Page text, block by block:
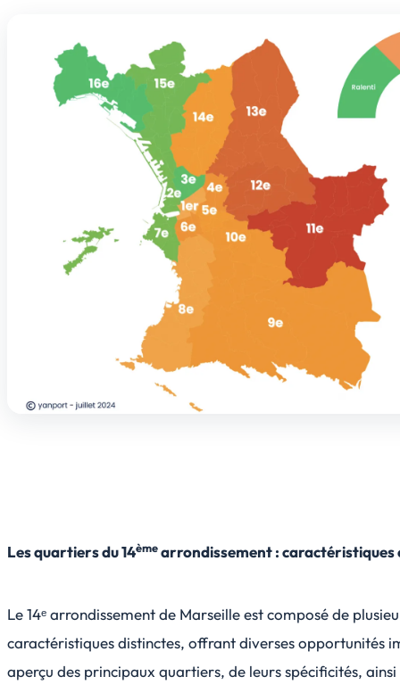
Les quartiers du 14èmearrondissement :
Le 14ᵉ arrondissement de Marseille est composé de
caractéristiques distinctes, offrant diverses opportunités
aperçu des principaux quartiers, de leurs spécificités, ainsi